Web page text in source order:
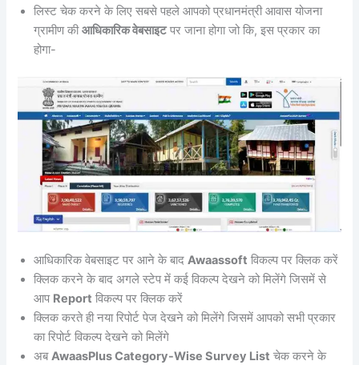
लिस्ट चेक करने के लिए सबसे पहले आपको प्रधानमंत्री आवास योजना
ग्रामीण कीआधिकारिक वेबसाइटपर जाना होगा जो कि, इस प्रकार का
होगा-
आधिकारिक वेबसाइट पर आने के बादAwaassoft विकल्प पर क्लिक करें
क्लिक करने के बाद अगले स्टेप में कई विकल्प देखने को मिलेंगे जिसमें से
आप Report विकल्प पर क्लिक करें
क्लिक करते ही नया रिपोर्ट पेज देखने को मिलेंगे जिसमें आपको सभी प्रकार
का रिपोर्ट विकल्प देखने को मिलेंगे
अबAwaasPlus Category-Wise Survey List चेक करने के